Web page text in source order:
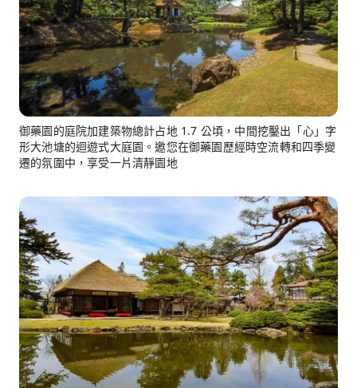
御藥園的庭院加建築物總計占地 1.7 公頃，中間挖鑿出「心」字
形大池塘的迴遊式大庭園。邀您在御藥園歷經時空流轉和四季變
遷的氛圍中，享受一片清靜園地